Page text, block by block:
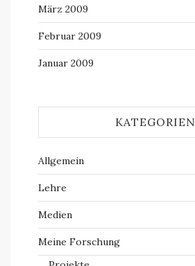
März 2009
Februar 2009
Januar 2009
KATEGORIEN
Allgemein
Lehre
Medien
Meine Forschung